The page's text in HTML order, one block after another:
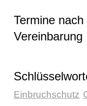
Termine
Vereinbarung
Einbruchschutz